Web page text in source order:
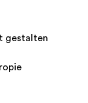
gestalten